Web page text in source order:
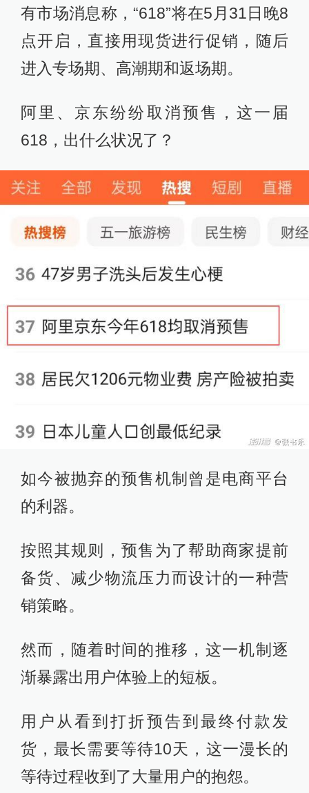
有市场消息称，“618”将在5月31日晚8
点开启，直接用现货进行促销，随后
进入专场期、高潮期和返场期。
阿里、京东纷纷取消预售，这一届
618，出什么状况了？
如今被抛弃的预售机制曾是电商平台
的利器。
按照其规则，预售为了帮助商家提前
备货、减少物流压力而设计的一种营
销策略。
然而，随着时间的推移，这一机制逐
渐暴露出用户体验上的短板。
用户从看到打折预告到最终付款发
货，最长需要等待10天，这一漫长的
等待过程收到了大量用户的抱怨。